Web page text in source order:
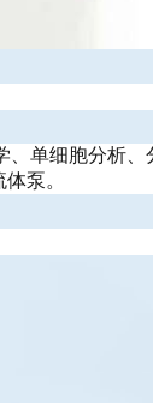
单细胞分析
泵。